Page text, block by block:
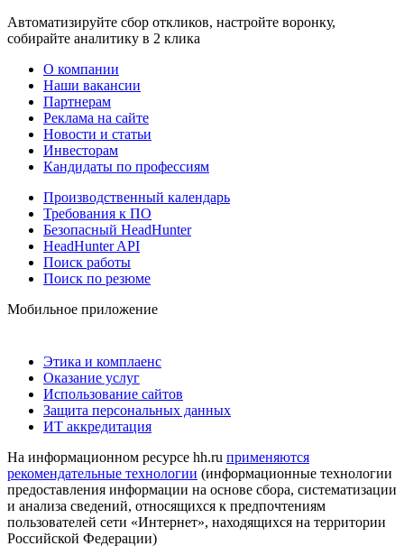
Автоматизируйте сбор откликов, настройте воронку,
собирайте аналитику в 2 клика
О компании
Наши вакансии
Партнерам
Реклама на сайте
Новости и статьи
Инвесторам
Кандидаты по профессиям
Производственный календарь
Требования к ПО
Безопасный HeadHunter
HeadHunter API
Поиск работы
Поиск по резюме
Мобильное приложение
Этика и комплаенс
Оказание услуг
Использование сайтов
Защита персональных данных
ИТ аккредитация
На информационном ресурсе hh.ru применяются
рекомендательные технологии (информационные технологии
предоставления информации на основе сбора, систематизации
и анализа сведений, относящихся к предпочтениям
пользователей сети «Интернет», находящихся на территории
Российской Федерации)